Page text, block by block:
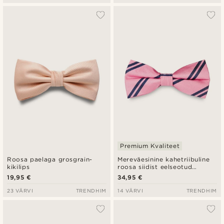
Roosa paelaga grosgrain-
kikilips
19,95 €
23 VÄRVI TRENDHIM
Mereväesinine kahetriibuline
roosa siidist eelseotud
kikilips
Premium Kvaliteet
34,95 €
14 VÄRVI TRENDHIM